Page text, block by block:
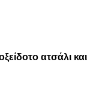
ατσάλι και